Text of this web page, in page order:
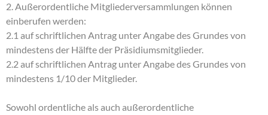
2. Außerordentliche Mitgliederversammlungen können
einberufen werden:
2.1 auf schriftlichen Antrag unter Angabe des Grundes von
mindestens der Hälfte der Präsidiumsmitglieder.
2.2 auf schriftlichen Antrag unter Angabe des Grundes von
mindestens 1/10 der Mitglieder.
Sowohl ordentliche als auch außerordentliche